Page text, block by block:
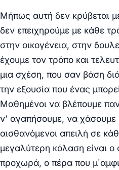
Μήπως αυτή δεν κρύβεται
δεν επειχηρούμε με κάθε
στην οικογένεια, στην
έχουμε τον τρόπο και
μια σχέση, που σαν βάση
την εξουσία που ένας
Μαθημένοι να βλέπουμε
ν’ αγαπήσουμε, να χάσουμε
αισθανόμενοι απειλή σε
μεγαλύτερη κόλαση είναι
προχωρά, ο πέρα που